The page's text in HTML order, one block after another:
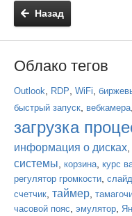
Назад
Облако тегов
Outlook RDP WiFi
быстрый запуск вебкамера
загрузка
информация о дисках
системы корзина курс
регулятор громкости
счетчик таймер
часовой пояс эмулятор